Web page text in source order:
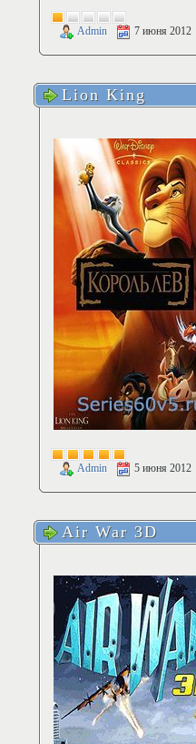
Admin 7 июня 2012
Lion King
Admin 5 июня 2012
Air War 3D